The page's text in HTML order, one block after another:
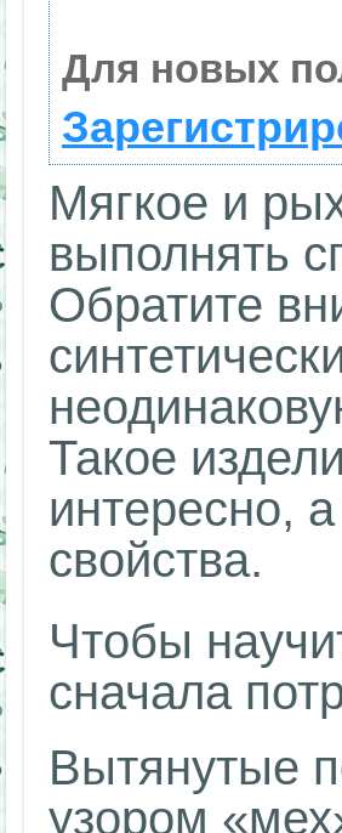
Для новых
Мягкое и
выполнять
Обратите
Такое
интересно,
свойства.
Чтобы
сначала
Вытянутые
узором